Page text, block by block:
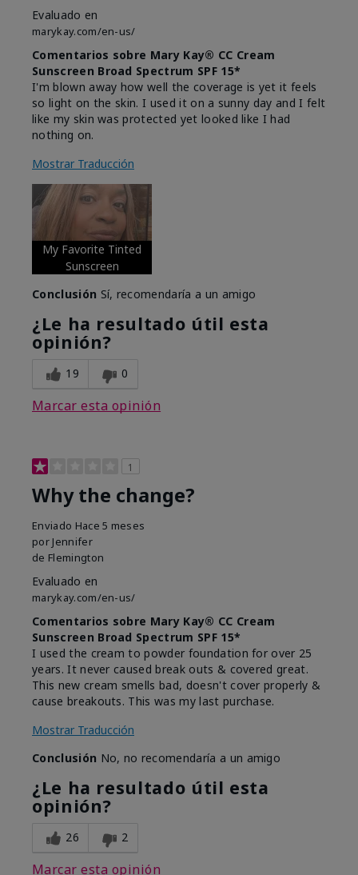
Evaluado en
marykay.com/en-us/
Comentarios sobre Mary Kay® CC Cream
Sunscreen Broad Spectrum SPF 15*
I'm blown away how well the coverage is yet it feels
so light on the skin. I used it on a sunny day and I felt
like my skin was protected yet looked like I had
nothing on.
Mostrar Traducción
My Favorite Tinted
Sunscreen
Conclusión Sí, recomendaría a un amigo
¿Le ha resultado útil esta
opinión?
19 0
Marcar esta opinión
1
Why the change?
Enviado Hace 5 meses
por Jennifer
de Flemington
Evaluado en
marykay.com/en-us/
Comentarios sobre Mary Kay® CC Cream
Sunscreen Broad Spectrum SPF 15*
I used the cream to powder foundation for over 25
years. It never caused break outs & covered great.
This new cream smells bad, doesn't cover properly &
cause breakouts. This was my last purchase.
Mostrar Traducción
Conclusión No, no recomendaría a un amigo
¿Le ha resultado útil esta
opinión?
26 2
Marcar esta opinión